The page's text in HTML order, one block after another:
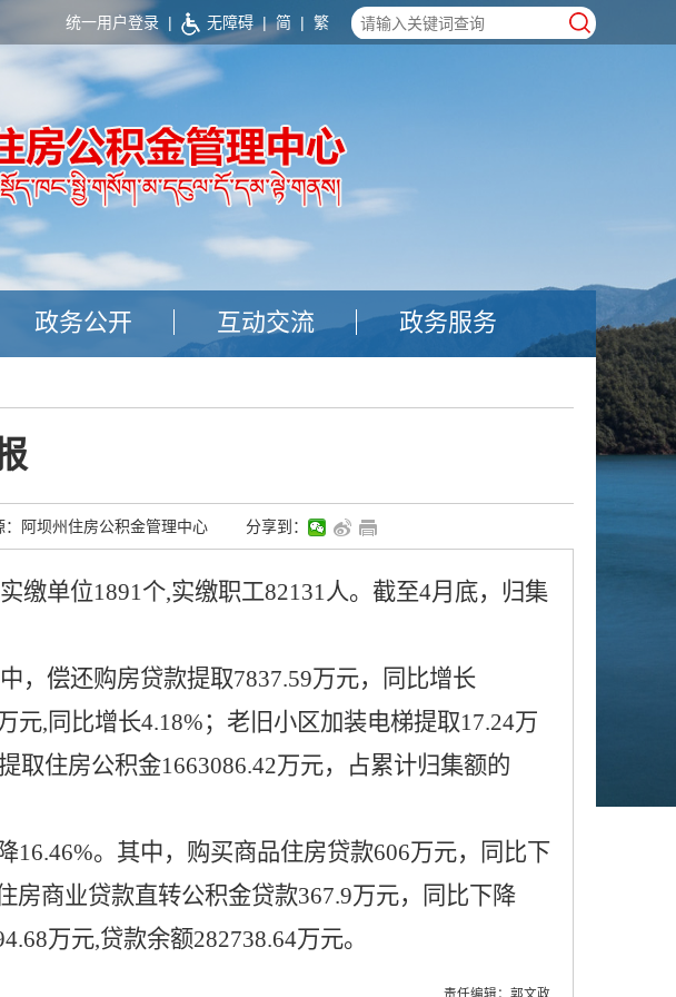
统一用户登录 | 无障碍|简 | 繁
政务公开 互动交流 政务服务
：阿坝州住房公积金管理中心 分享到：
缴单位1891个,实缴职工82131人。截至4月 底，归集
，偿还购房贷款提取7837.59万元，同比增长
元,同比增长4.18%；老旧小区加装电梯提取17.24万
取住房公积金1663086.42万元，占累计归集额的
16.46%。其中，购买商品住房贷款606万元，同比下
房商业贷款直转公积金贷款367.9万元，同比下降
万元,贷款余额282738.64万元。
责任编辑：郭文政